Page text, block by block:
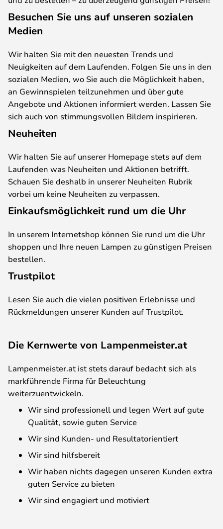
Besuchen Sie uns auf unseren sozialen
Medien
Wir halten Sie mit den neuesten Trends und
Neuigkeiten auf dem Laufenden. Folgen Sie uns in den
sozialen Medien, wo Sie auch die Möglichkeit haben,
an Gewinnspielen teilzunehmen und über gute
Angebote und Aktionen informiert werden. Lassen Sie
sich auch von stimmungsvollen Bildern inspirieren.
Neuheiten
Wir halten Sie auf unserer Homepage stets auf dem
Laufenden was Neuheiten und Aktionen betrifft.
Schauen Sie deshalb in unserer Neuheiten Rubrik
vorbei um keine Neuheiten zu verpassen.
Einkaufsmöglichkeit rund um die Uhr
In unserem Internetshop können Sie rund um die Uhr
shoppen und Ihre neuen Lampen zu günstigen Preisen
bestellen.
Trustpilot
Lesen Sie auch die vielen positiven Erlebnisse und
Rückmeldungen unserer Kunden auf Trustpilot.
Die Kernwerte von Lampenmeister.at
Lampenmeister.at ist stets darauf bedacht sich als
markführende Firma für Beleuchtung
weiterzuentwickeln.
Wir sind professionell und legen Wert auf gute
Qualität, sowie guten Service
Wir sind Kunden- und Resultatorientiert
Wir sind hilfsbereit
Wir haben nichts dagegen unseren Kunden extra
guten Service zu bieten
Wir sind engagiert und motiviert